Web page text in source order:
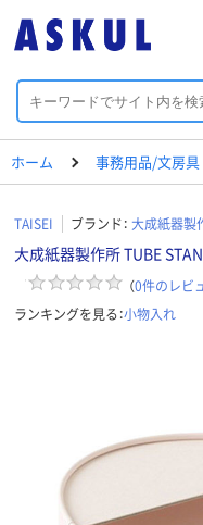
ホーム 事務用品/文房具
TAISEI ブランド： 大成紙器製
大成紙器製作所 TUBE
（0件のレビ
ランキングを見る：小物入れ